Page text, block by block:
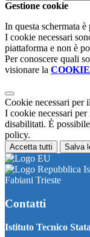
Gestione cookie
In questa schermata
I cookie necessari
piattaforma e non è
Per conoscere quali
visionare la
Cookie necessari per
I cookie necessari
disabilitati. È
policy.
Accetta tutti Salva
Fabiani Trieste
Contatti
Istituto Tecnico